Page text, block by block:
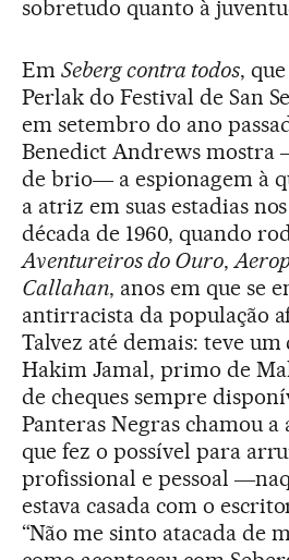
sobretudo quanto à
Em Seberg contra todos,
Perlak do Festival de San
em setembro do ano
Benedict Andrews mostra
de brio― a espionagem à
a atriz em suas estadias
década de 1960, quando
Aventureiros do Ouro,
Callahan, anos em que se
antirracista da população
Talvez até demais: teve
Hakim Jamal, primo de
de cheques sempre
Panteras Negras chamou a
que fez o possível para
profissional e pessoal
estava casada com o
“Não me sinto atacada de